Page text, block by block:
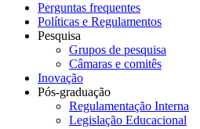
Perguntas frequentes
Políticas e Regulamentos
Pesquisa
Grupos de pesquisa
Câmaras e comitês
Inovação
Pós-graduação
Regulamentação Interna
Legislação Educacional